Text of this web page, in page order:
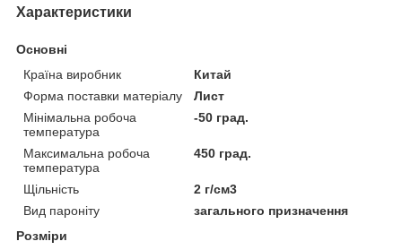
Характеристики
Основні
Країна виробник
Китай
Форма поставки матеріалу
Лист
Мінімальна робоча
температура
-50 град.
Максимальна робоча
температура
450 град.
Щільність
2 г/см3
Вид пароніту
загального призначення
Розміри